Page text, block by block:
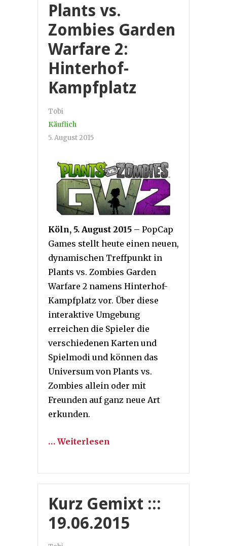
Plants vs.
Zombies Garden
Warfare 2:
Hinterhof-
Kampfplatz
Tobi
Käuflich
5. August 2015
Köln, 5. August 2015 – PopCap
Games stellt heute einen neuen,
dynamischen Treffpunkt in
Plants vs. Zombies Garden
Warfare 2 namens Hinterhof-
Kampfplatz vor. Über diese
interaktive Umgebung
erreichen die Spieler die
verschiedenen Karten und
Spielmodi und können das
Universum von Plants vs.
Zombies allein oder mit
Freunden auf ganz neue Art
erkunden.
… Weiterlesen
Kurz Gemixt :::
19.06.2015